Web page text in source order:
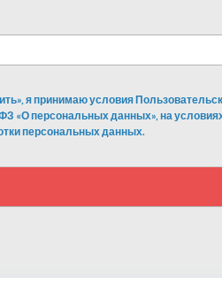
я принимаю условия
«О персональных данных», на
персональных данных.